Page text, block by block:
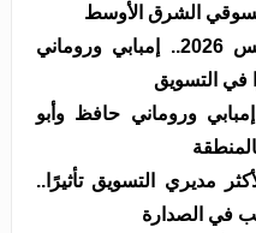
الشرق الأوسط
قيادات مصرية تتألق في فوربس 2026.. إمبابي وروماني
في التسويق
وروماني حافظ وأبو
مديري التسويق تأثيرًا..
في الصدارة